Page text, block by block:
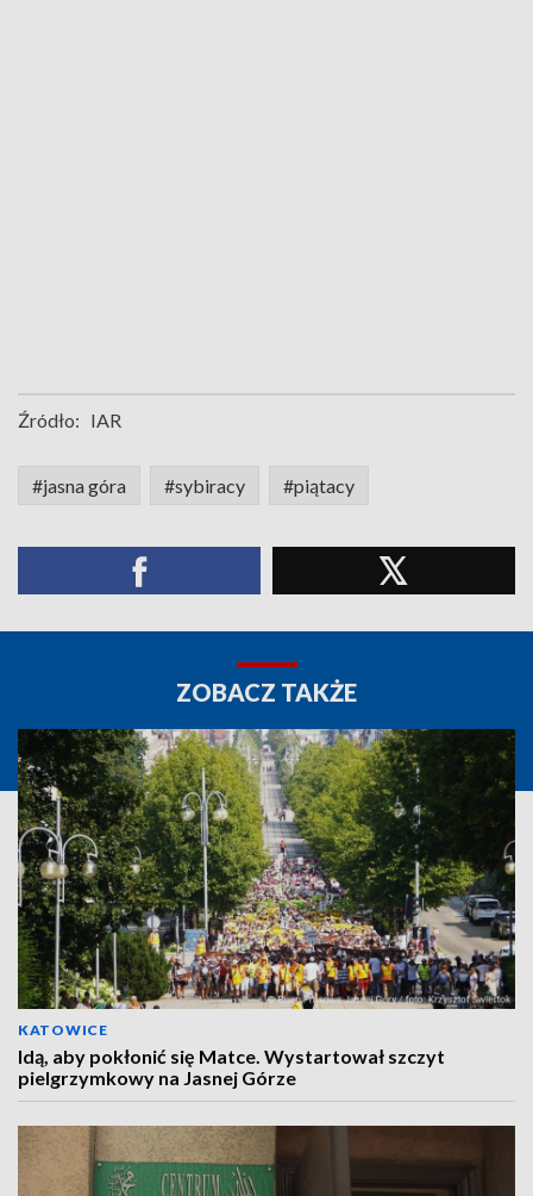
Źródło: IAR
#jasna góra #sybiracy #piątacy
ZOBACZ TAKŻE
KATOWICE
Idą, aby pokłonić się Matce. Wystartował szczyt
pielgrzymkowy na Jasnej Górze